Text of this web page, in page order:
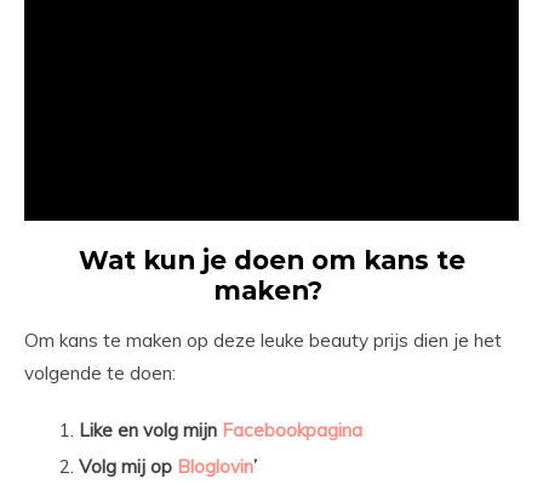
Wat kun je doen om kans te
maken?
Om kans te maken op deze leuke beauty prijs dien je het
volgende te doen:
Like en volg mijn Facebookpagina
Volg mij op Bloglovin’